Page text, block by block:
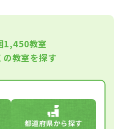
1,450教室
の教室を探す
都道府県から探す